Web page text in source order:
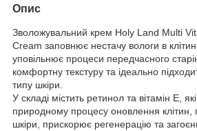
Опис
Зволожувальний крем Holy Land Multi
Cream заповнює нестачу вологи в
уповільнює процеси передчасного
комфортну текстуру та ідеально
типу шкіри.
У складі містить ретинол та вітамін Е,
природному процесу оновлення
шкіри, прискорює регенерацію та